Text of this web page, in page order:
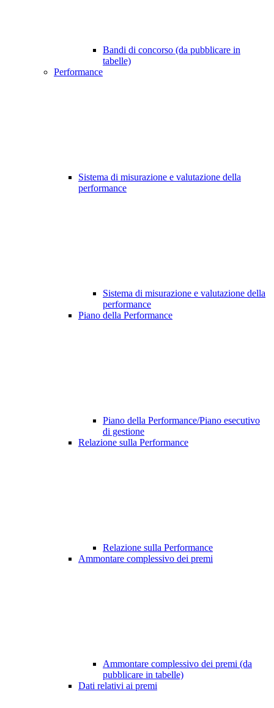
Bandi di concorso (da pubblicare in
tabelle)
Performance
Sistema di misurazione e valutazione della
performance
Sistema di misurazione e valutazione della
performance
Piano della Performance
Piano della Performance/Piano esecutivo
di gestione
Relazione sulla Performance
Relazione sulla Performance
Ammontare complessivo dei premi
Ammontare complessivo dei premi (da
pubblicare in tabelle)
Dati relativi ai premi